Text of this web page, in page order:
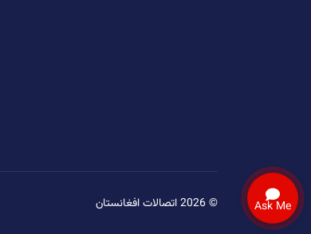
© 2026 اتصالات افغانستان Ask Me